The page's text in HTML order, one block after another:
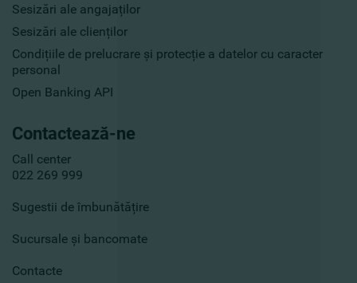
Sesizări ale angajaților
Sesizări ale clienților
Condițiile de prelucrare și protecție a datelor cu caracter
personal
Open Banking API
Contactează-ne
Call center
022 269 999
Sugestii de îmbunătățire
Sucursale și bancomate
Contacte